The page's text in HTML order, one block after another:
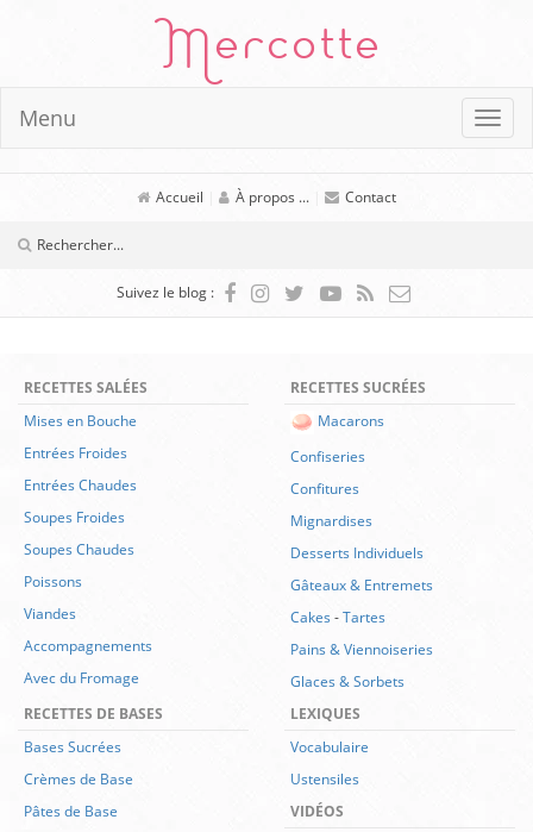
Mercotte
Menu
Accueil À propos ... Contact
Suivez le blog :
RECETTES SALÉES
Mises en Bouche
Entrées Froides
Entrées Chaudes
Soupes Froides
Soupes Chaudes
Poissons
Viandes
Accompagnements
Avec du Fromage
RECETTES SUCRÉES
Macarons
Confiseries
Confitures
Mignardises
Desserts Individuels
Gâteaux & Entremets
Cakes-Tartes
Pains & Viennoiseries
Glaces & Sorbets
RECETTES DE BASES
Bases Sucrées
Crèmes de Base
Pâtes de Base
LEXIQUES
Vocabulaire
Ustensiles
VIDÉOS